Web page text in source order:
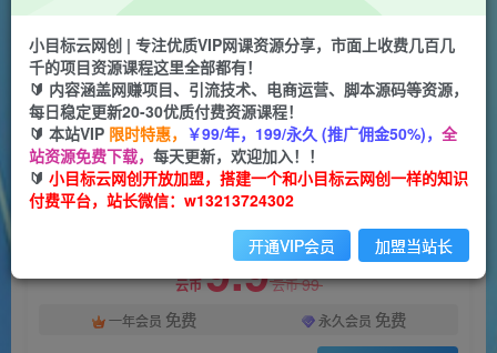
百度问答账号封禁提现方法，有人帮别人提现月入
过万【随时和谐目前可用】
一个小目标云网创
2年前发布
关注 私信
1423 106
此内容为付费阅读，请付费后查看
云币9.9云币99
一年会员 免费 永久会员 免费
付费阅读
小目标云网创 | 专注优质VIP网课资源分享，市面上收费几百几
千的项目资源课程这里全部都有！
🔰 内容涵盖网赚项目、引流技术、电商运营、脚本源码等资源，
每日稳定更新20-30优质付费资源课程！
🔰 本站VIP 限时特惠， ￥99/年，199/永久 (推广佣金50%)， 全
站资源免费下载， 每天更新，欢迎加入！！
🔰 小目标云网创开放加盟，搭建一个和小目标云网创一样的知识
付费平台，站长微信：w13213724302
开通VIP会员 加盟当站长